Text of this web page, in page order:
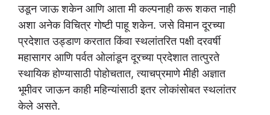
उडून जाऊ शकेन आणि आता मी कल्पनाही करू शकत नाही
अशा अनेक विचित्र गोष्टी पाहू शकेन. जसे विमान दूरच्या
प्रदेशात उड्डाण करतात किंवा स्थलांतरित पक्षी दरवर्षी
महासागर आणि पर्वत ओलांडून दूरच्या प्रदेशात तात्पुरते
स्थायिक होण्यासाठी पोहोचतात, त्याचप्रमाणे मीही अज्ञात
भूमीवर जाऊन काही महिन्यांसाठी इतर लोकांसोबत स्थलांतर
केले असते.